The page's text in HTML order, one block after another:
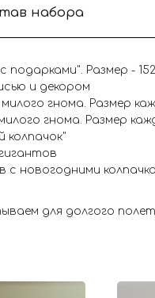
набора
подарками". Размер -
и декором
гнома. Размер
гнома. Размер
колпачок"
с новогодними
для долгого